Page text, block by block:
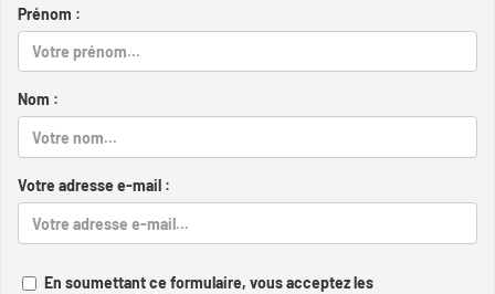
Prénom :
Nom :
Votre adresse e-mail :
En soumettant ce formulaire, vous acceptez les